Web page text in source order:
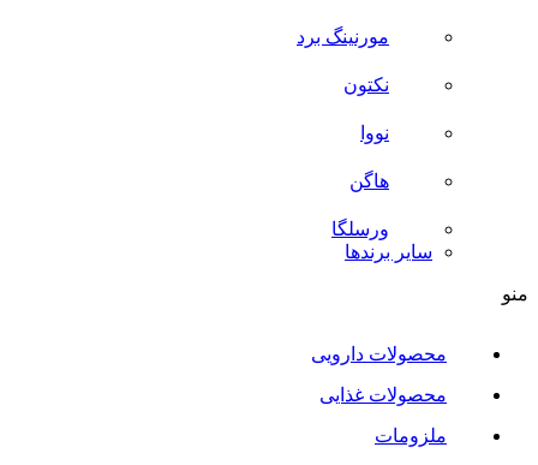
مورنینگ برد
نکتون
نووا
هاگن
ورسلگا
سایر برند‌ها
منو
محصولات دارویی
محصولات غذایی
ملزومات